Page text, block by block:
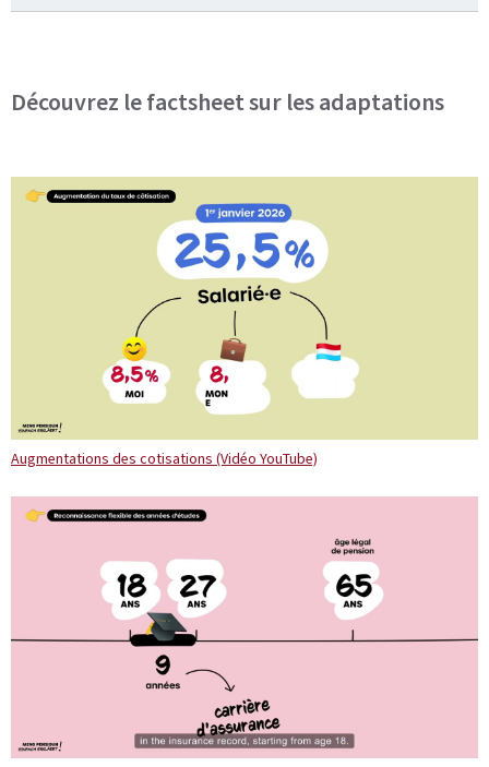
Découvrez le factsheet sur les adaptations
Augmentations des cotisations (Vidéo YouTube)